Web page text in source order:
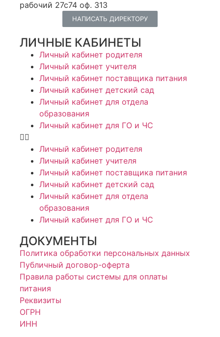
рабочий 27с74 оф. 313
НАПИСАТЬ ДИРЕКТОРУ
ЛИЧНЫЕ КАБИНЕТЫ
Личный кабинет родителя
Личный кабинет учителя
Личный кабинет поставщика питания
Личный кабинет детский сад
Личный кабинет для отдела
образования
Личный кабинет для ГО и ЧС
Личный кабинет родителя
Личный кабинет учителя
Личный кабинет поставщика питания
Личный кабинет детский сад
Личный кабинет для отдела
образования
Личный кабинет для ГО и ЧС
ДОКУМЕНТЫ
Политика обработки персональных данных
Публичный договор-оферта
Правила работы системы для оплаты
питания
Реквизиты
ОГРН
ИНН